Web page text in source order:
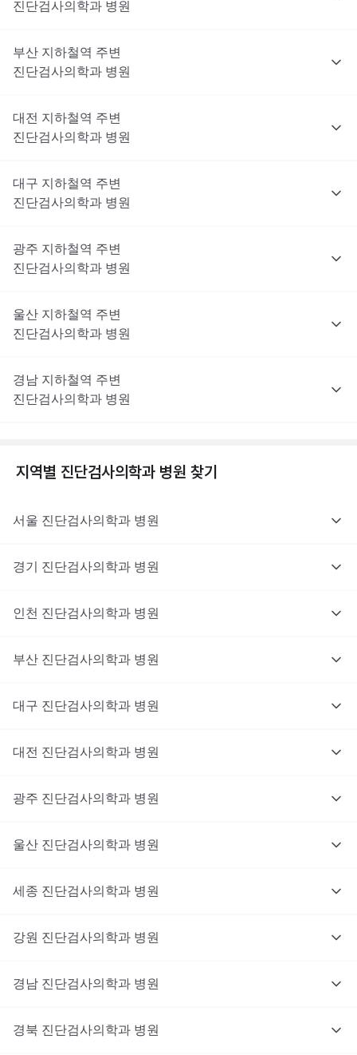
진단검사의학과 병원
부산 지하철역 주변
진단검사의학과 병원
대전 지하철역 주변
진단검사의학과 병원
대구 지하철역 주변
진단검사의학과 병원
광주 지하철역 주변
진단검사의학과 병원
울산 지하철역 주변
진단검사의학과 병원
경남 지하철역 주변
진단검사의학과 병원
지역별 진단검사의학과 병원 찾기
서울 진단검사의학과 병원
경기 진단검사의학과 병원
인천 진단검사의학과 병원
부산 진단검사의학과 병원
대구 진단검사의학과 병원
대전 진단검사의학과 병원
광주 진단검사의학과 병원
울산 진단검사의학과 병원
세종 진단검사의학과 병원
강원 진단검사의학과 병원
경남 진단검사의학과 병원
경북 진단검사의학과 병원